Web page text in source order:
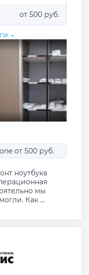
от 500 руб.
→
от 500 руб.
ноутбука
мы
Как ...